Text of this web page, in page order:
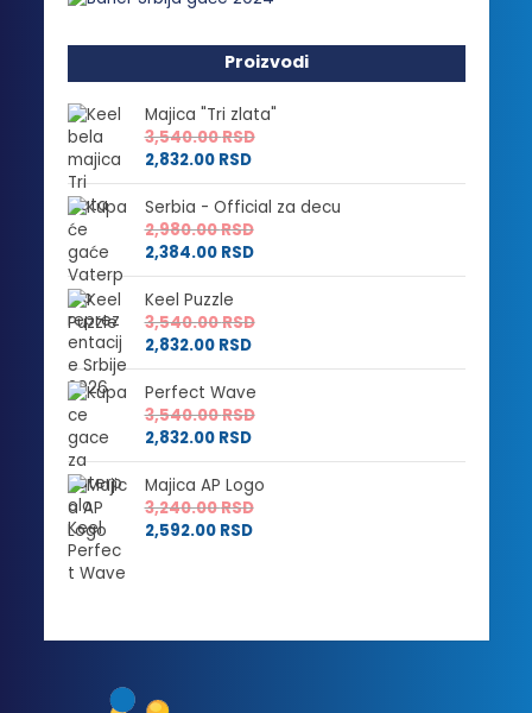
Proizvodi
Majica "Tri zlata"
3,540.00RSD
2,832.00 RSD
Serbia - Official za decu
2,980.00RSD
2,384.00 RSD
Keel Puzzle
3,540.00RSD
2,832.00 RSD
Perfect Wave
3,540.00RSD
2,832.00 RSD
Majica AP Logo
3,240.00RSD
2,592.00 RSD